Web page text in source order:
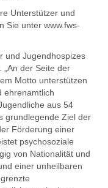
Unterstützer und
Sie unter www.fws-
und Jugendhospizes
„An der Seite der
Motto unterstützen
ehrenamtlich
aus 54
grundlegende Ziel der
Förderung einer
psychosoziale
von Nationalität und
einer unheilbaren